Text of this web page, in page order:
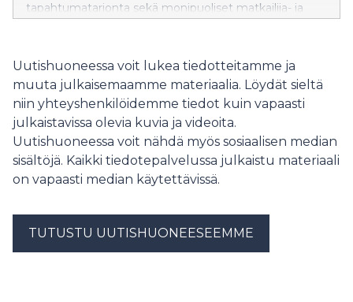
tapahtumatarjonta sekä monipuoliset matkailija- ja
Uutishuoneessa voit lukea tiedotteitamme ja
muuta julkaisemaamme materiaalia. Löydät sieltä
niin yhteyshenkilöidemme tiedot kuin vapaasti
julkaistavissa olevia kuvia ja videoita.
Uutishuoneessa voit nähdä myös sosiaalisen median
sisältöjä. Kaikki tiedotepalvelussa julkaistu materiaali
on vapaasti median käytettävissä.
TUTUSTU UUTISHUONEESEEMME